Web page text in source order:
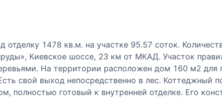
1478 кв.м. на участке 95.57 соток.
Киевское шоссе, 23 км от МКАД. Участок
На территории расположен дом 160 м2 для
свой выход непосредственно в лес. Коттеджный
полностью готовый к внутренней отделке. Его